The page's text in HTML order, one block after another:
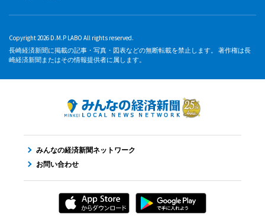
Copyright 2026 D.M.P LABO All rights reserved.
長崎経済新聞に掲載の記事・写真・図表などの無断転載を禁止します。 著作権は長
崎経済新聞またはその情報提供者に属します。
みんなの経済新聞ネットワーク
お問い合わせ